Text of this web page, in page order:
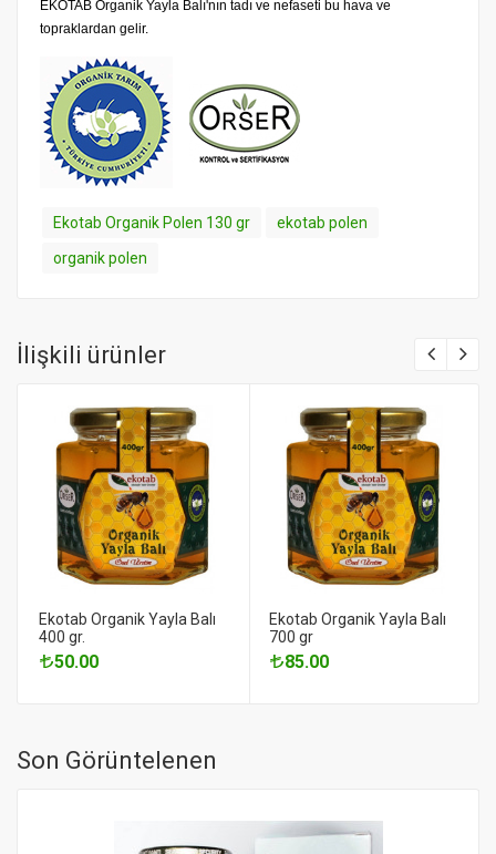
EKOTAB Organik Yayla Balı'nın tadı ve nefaseti bu hava ve
topraklardan gelir.
Ekotab Organik Polen 130 gr
ekotab polen
organik polen
İlişkili ürünler
Ekotab Organik Yayla Balı
400 gr.
50.00
Ekotab Organik Yayla Balı
700 gr
85.00
Son Görüntelenen